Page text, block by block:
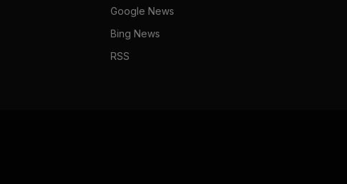
Google News
Bing News
RSS